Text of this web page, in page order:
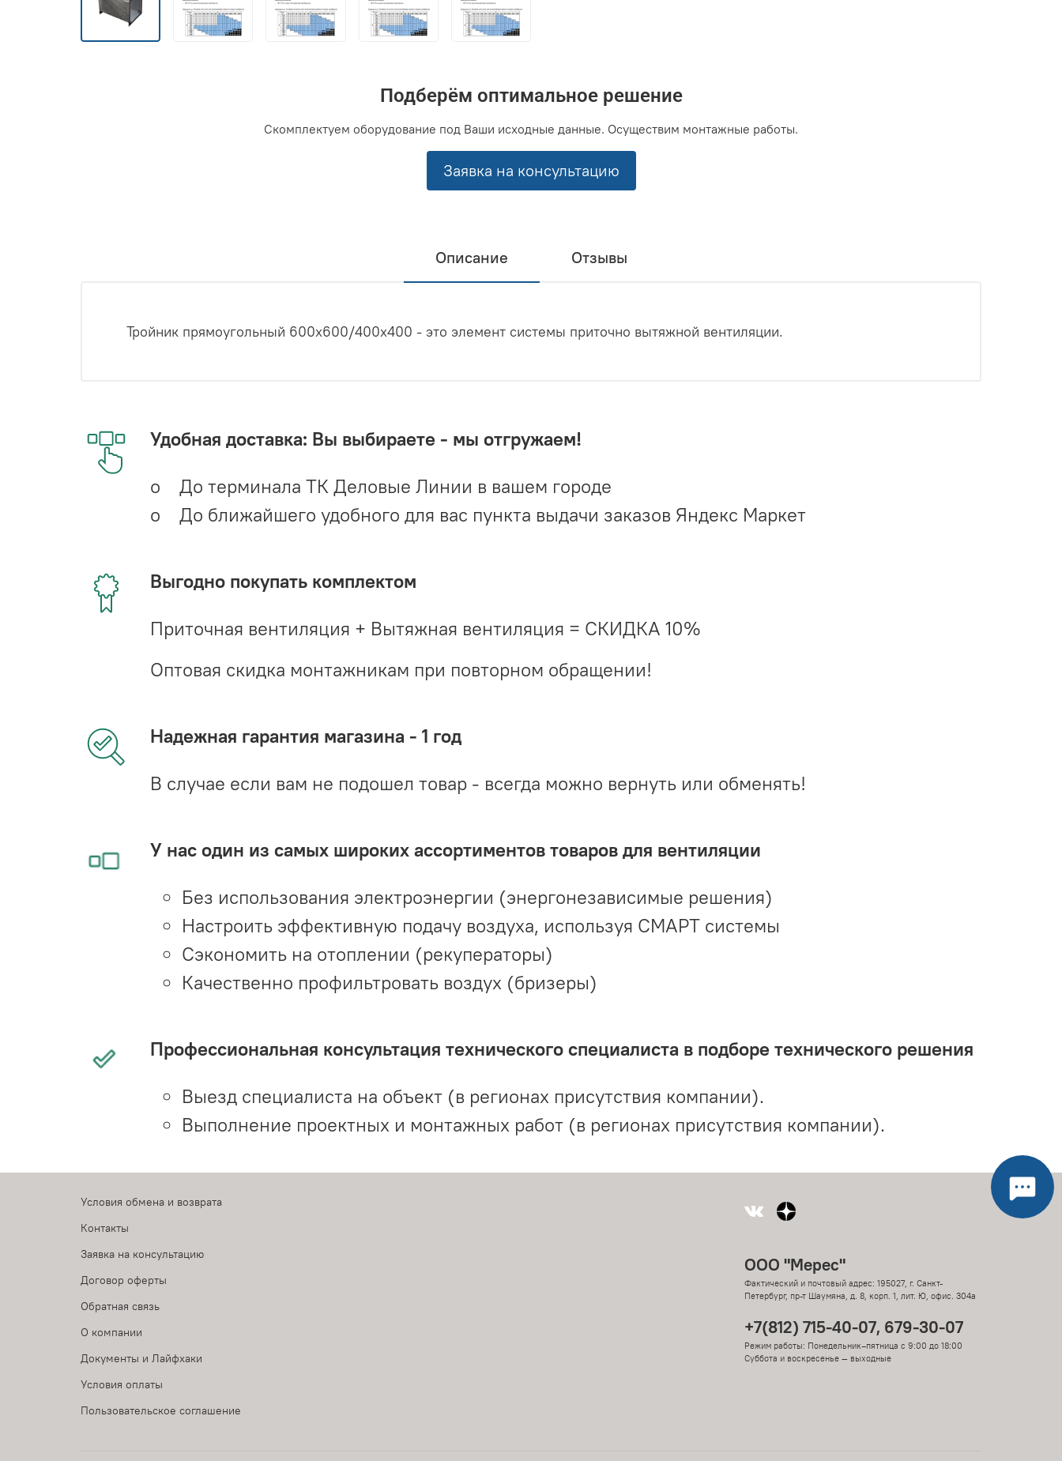
Подберём оптимальное решение
Скомплектуем оборудование под Ваши исходные данные. Осуществим монтажные работы.
Заявка на консультацию
Описание Отзывы
Тройник прямоугольный 600x600/400x400 - это элемент системы приточно вытяжной вентиляции.
Удобная доставка: Вы выбираете - мы отгружаем!
o До терминала ТК Деловые Линии в вашем городе
o До ближайшего удобного для вас пункта выдачи заказов Яндекс Маркет
Выгодно покупать комплектом
Приточная вентиляция + Вытяжная вентиляция = СКИДКА 10%
Оптовая скидка монтажникам при повторном обращении!
Надежная гарантия магазина - 1 год
В случае если вам не подошел товар - всегда можно вернуть или обменять!
У нас один из самых широких ассортиментов товаров для вентиляции
Без использования электроэнергии (энергонезависимые решения)
Настроить эффективную подачу воздуха, используя СМАРТ системы
Сэкономить на отоплении (рекуператоры)
Качественно профильтровать воздух (бризеры)
Профессиональная консультация технического специалиста в подборе технического решения
Выезд специалиста на объект (в регионах присутствия компании).
Выполнение проектных и монтажных работ (в регионах присутствия компании).
Условия обмена и возврата
Контакты
Заявка на консультацию
Договор оферты
Обратная связь
О компании
Документы и Лайфхаки
Условия оплаты
Пользовательское соглашение
ООО "Мерес"
Фактический и почтовый адрес: 195027, г. Санкт-
Петербург, пр-т Шаумяна, д. 8, корп. 1, лит. Ю, офис. 304а
+7(812) 715-40-07, 679-30-07
Режим работы: Понедельник–пятница с 9:00 до 18:00
Суббота и воскресенье — выходные